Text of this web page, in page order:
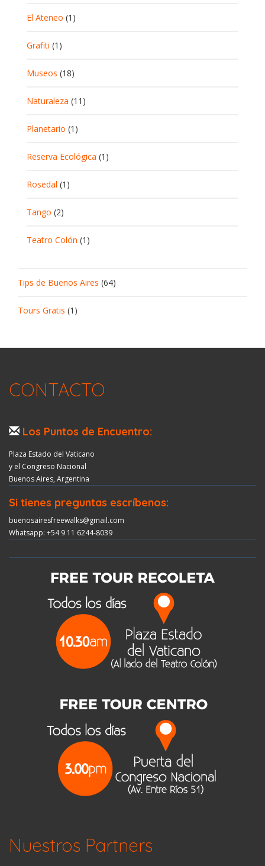
El Ateneo (1)
Grafiti (1)
Museos (18)
Naturaleza (11)
Planetario (1)
Reserva Ecológica (1)
Rosedal (1)
Tango (2)
Teatro Colón (1)
Tips de Buenos Aires (64)
Tours Gratis (1)
CONTACTO
Los Puntos de Encuentro:
Plaza Estado del Vaticano
y el Congreso Nacional
Buenos Aires, Argentina
Si tienes preguntas escríbenos:
buenosairesfreewalks@gmail.com
Whatsapp: +54 9 11 6244-8039
Nuestros Partners